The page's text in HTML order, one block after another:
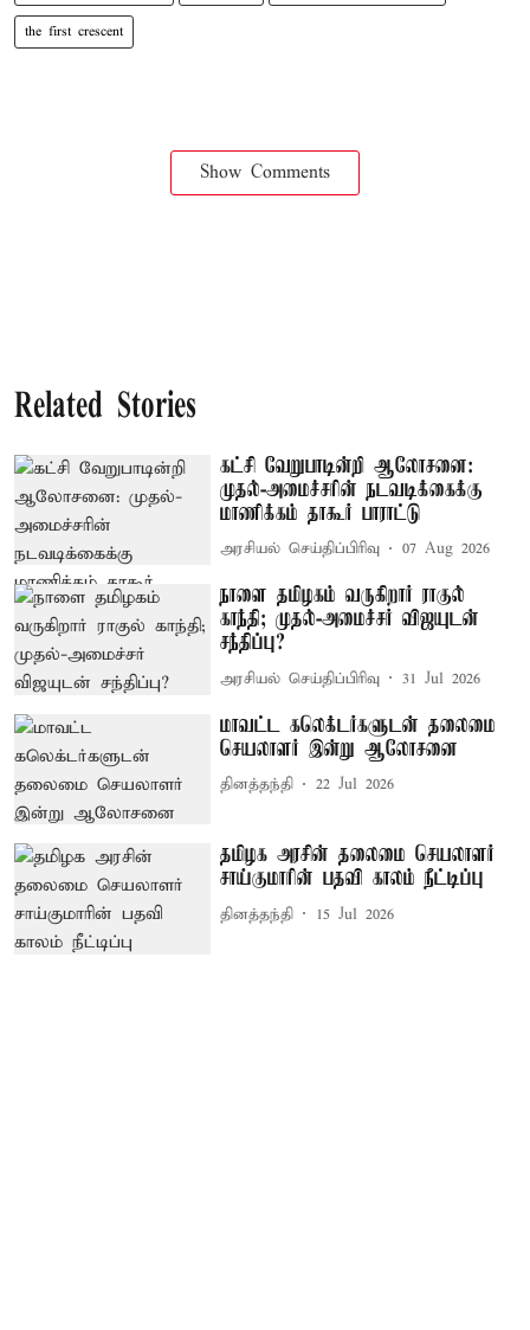
the first crescent
Show Comments
Related Stories
கட்சி வேறுபாடின்றி ஆலோசனை:
முதல்-அமைச்சரின் நடவடிக்கைக்கு
மாணிக்கம் தாகூர் பாராட்டு
அரசியல் செய்திப்பிரிவு 07 Aug 2026
நாளை தமிழகம் வருகிறார் ராகுல்
காந்தி; முதல்-அமைச்சர் விஜயுடன்
சந்திப்பு?
அரசியல் செய்திப்பிரிவு 31 Jul 2026
மாவட்ட கலெக்டர்களுடன் தலைமை
செயலாளர் இன்று ஆலோசனை
தினத்தந்தி 22 Jul 2026
தமிழக அரசின் தலைமை செயலாளர்
சாய்குமாரின் பதவி காலம் நீட்டிப்பு
தினத்தந்தி 15 Jul 2026